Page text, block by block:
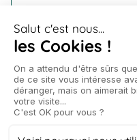
Company Logo